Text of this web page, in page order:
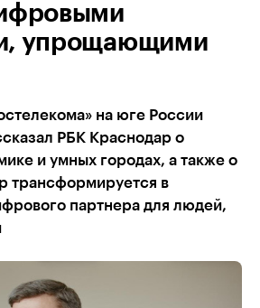
упрощающими
на юге России
РБК Краснодар о
и умных городах, а также о
трансформируется в
партнера для людей,